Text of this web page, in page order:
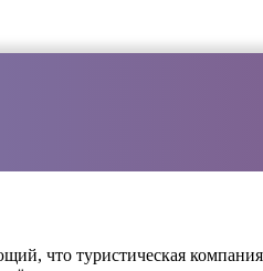
что туристическая